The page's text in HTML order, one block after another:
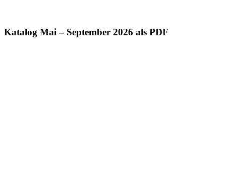
Katalog Mai – September 2026 als PDF